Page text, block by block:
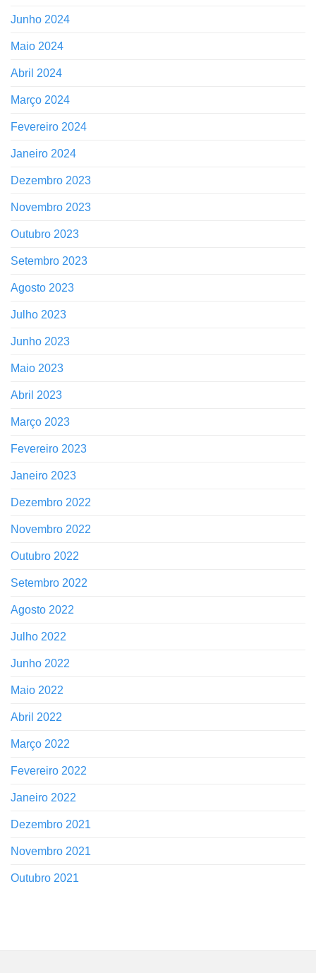
Junho 2024
Maio 2024
Abril 2024
Março 2024
Fevereiro 2024
Janeiro 2024
Dezembro 2023
Novembro 2023
Outubro 2023
Setembro 2023
Agosto 2023
Julho 2023
Junho 2023
Maio 2023
Abril 2023
Março 2023
Fevereiro 2023
Janeiro 2023
Dezembro 2022
Novembro 2022
Outubro 2022
Setembro 2022
Agosto 2022
Julho 2022
Junho 2022
Maio 2022
Abril 2022
Março 2022
Fevereiro 2022
Janeiro 2022
Dezembro 2021
Novembro 2021
Outubro 2021